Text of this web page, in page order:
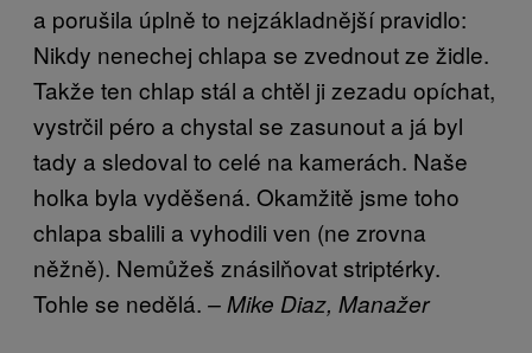
a porušila úplně to nejzákladnější pravidlo:
Nikdy nenechej chlapa se zvednout ze židle.
Takže ten chlap stál a chtěl ji zezadu opíchat,
vystrčil péro a chystal se zasunout a já byl
tady a sledoval to celé na kamerách. Naše
holka byla vyděšená. Okamžitě jsme toho
chlapa sbalili a vyhodili ven (ne zrovna
něžně). Nemůžeš znásilňovat striptérky.
Tohle se nedělá. – Mike Diaz, Manažer